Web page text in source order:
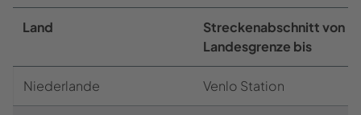
Land
Stre­cken­ab­schnitt von
Lan­des­gren­ze bis
Nie­der­lan­de Venlo Sta­ti­on